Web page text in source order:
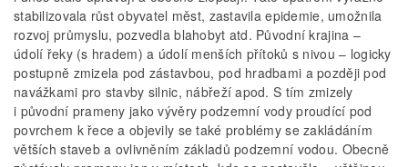
stabilizovala růst obyvatel měst, zastavila epidemie, umožnila
rozvoj průmyslu, pozvedla blahobyt atd. Původní krajina –
údolí řeky (s hradem) a údolí menších přítoků s nivou – logicky
postupně zmizela pod zástavbou, pod hradbami a později pod
navážkami pro stavby silnic, nábřeží apod. S tím zmizely
i původní prameny jako vývěry podzemní vody proudící pod
povrchem k řece a objevily se také problémy se zakládáním
větších staveb a ovlivněním základů podzemní vodou. Obecně